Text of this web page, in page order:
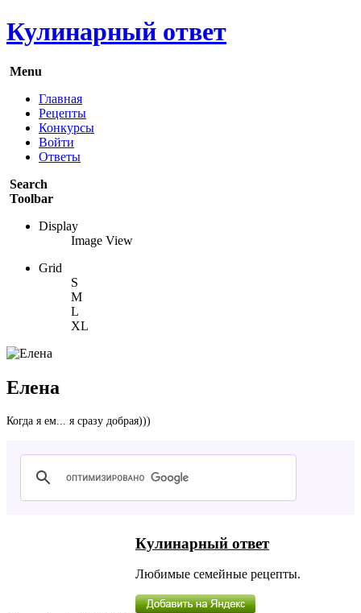
Кулинарный ответ
Menu
Главная
Рецепты
Конкурсы
Войти
Ответы
Search
Toolbar
Display
Image View
Grid
S
M
L
XL
Елена
Когда я ем... я сразу добрая)))
Кулинарный ответ
Любимые семейные рецепты.